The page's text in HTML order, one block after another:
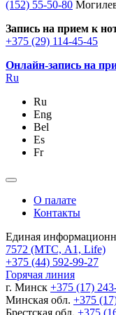
(152) 55-50-80
Запись на прием к
+375 (29) 114-45-45
Онлайн-запись на
Ru
Ru
Eng
Bel
Es
Fr
О палате
Контакты
Единая
7572 (МТС, A1, Life)
+375 (44) 592-99-27
Горячая линия
г. Минск +375 (17)
Минская обл. +375
Брестская обл. +375